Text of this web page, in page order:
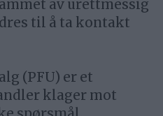
av urettmessig
til å ta kontakt
(PFU) er et
klager mot